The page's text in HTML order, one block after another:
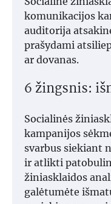
komunikacijos
auditorija
prašydami
ar dovanas.
6 žingsnis:
Socialinės
kampanijos
svarbus siekiant
ir atlikti
žiniasklaidos
galėtumėte